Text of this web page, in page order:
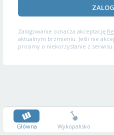
Zalogowanie oznacza akceptację
aktualnym brzmieniu. Jeśli nie
prosimy o niekorzystanie z serwisu.
Główna Wykopalisko